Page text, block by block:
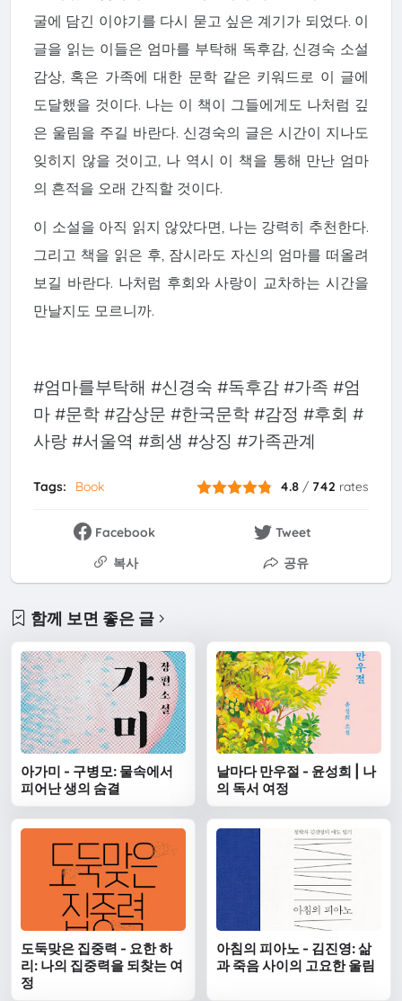
굴에 담긴 이야기를 다시 묻고 싶은 계기가 되었다. 이
글을 읽는 이들은 엄마를 부탁해 독후감, 신경숙 소설
감상, 혹은 가족에 대한 문학 같은 키워드로 이 글에
도달했을 것이다. 나는 이 책이 그들에게도 나처럼 깊
은 울림을 주길 바란다. 신경숙의 글은 시간이 지나도
잊히지 않을 것이고, 나 역시 이 책을 통해 만난 엄마
의 흔적을 오래 간직할 것이다.
이 소설을 아직 읽지 않았다면, 나는 강력히 추천한다.
그리고 책을 읽은 후, 잠시라도 자신의 엄마를 떠올려
보길 바란다. 나처럼 후회와 사랑이 교차하는 시간을
만날지도 모르니까.
#엄마를부탁해 #신경숙 #독후감 #가족 #엄
마 #문학 #감상문 #한국문학 #감정 #후회 #
사랑 #서울역 #희생 #상징 #가족관계
Tags: Book 4.8 / 742 rates
Facebook
Tweet
복사
공유
함께 보면 좋은 글
아가미 - 구병모: 물속에서
피어난 생의 숨결
날마다 만우절 - 윤성희 | 나
의 독서 여정
도둑맞은 집중력 - 요한 하
리: 나의 집중력을 되찾는 여
정
아침의 피아노 - 김진영: 삶
과 죽음 사이의 고요한 울림